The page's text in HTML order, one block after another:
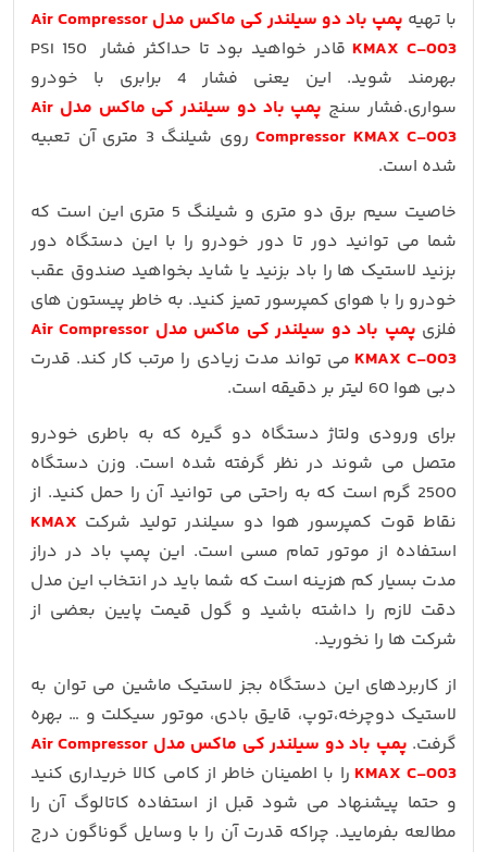
با تهیه
پمپ باد دو سیلندر کی ماکس مدل Air Compressor
KMAX C-003
قادر خواهید بود تا حداکثر فشار PSI 150
بهرمند شوید. این یعنی فشار 4 برابری با خودرو
سواری.فشار سنج
پمپ باد دو سیلندر کی ماکس مدل Air
Compressor KMAX C-003
روی شیلنگ 3 متری آن تعبیه
شده است.
خاصیت سیم برق دو متری و شیلنگ 5 متری این است که
شما می توانید دور تا دور خودرو را با این دستگاه دور
بزنید لاستیک ها را باد بزنید یا شاید بخواهید صندوق عقب
خودرو را با هوای کمپرسور تمیز کنید. به خاطر پیستون های
فلزی
پمپ باد دو سیلندر کی ماکس مدل Air Compressor
KMAX C-003 می تواند مدت زیادی را مرتب کار کند. قدرت
دبی هوا 60 لیتر بر دقیقه است.
برای ورودی ولتاژ دستگاه دو گیره که به باطری خودرو
متصل می شوند در نظر گرفته شده است. وزن دستگاه
2500 گرم است که به راحتی می توانید آن را حمل کنید. از
نقاط قوت کمپرسور هوا دو سیلندر تولید شرکت KMAX
استفاده از موتور تمام مسی است. این پمپ باد در دراز
مدت بسیار کم هزینه است که شما باید در انتخاب این مدل
دقت لازم را داشته باشید و گول قیمت پایین بعضی از
شرکت ها را نخورید.
از کاربردهای این دستگاه بجز لاستیک ماشین می توان به
لاستیک دوچرخه،توپ، قایق بادی، موتور سیکلت و … بهره
گرفت.
پمپ باد دو سیلندر کی ماکس مدل Air Compressor
KMAX C-003 را با اطمینان خاطر از کامی کالا خریداری کنید
و حتما پیشنهاد می شود قبل از استفاده کاتالوگ آن را
مطالعه بفرمایید. چراکه قدرت آن را با وسایل گوناگون درج